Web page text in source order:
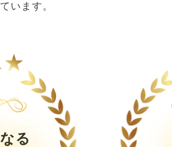
います。
る